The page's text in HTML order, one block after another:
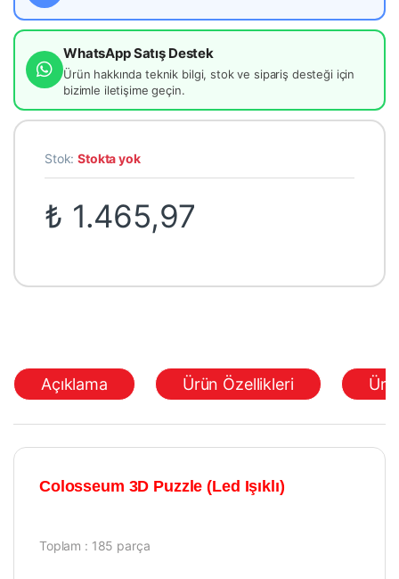
WhatsApp Satış Destek
Ürün hakkında teknik bilgi, stok ve sipariş desteği için
bizimle iletişime geçin.
Stok:Stokta yok
₺ 1.465,97
Açıklama Ürün Özellikleri
Colosseum 3D Puzzle (Led Işıklı)
Toplam : 185 parça